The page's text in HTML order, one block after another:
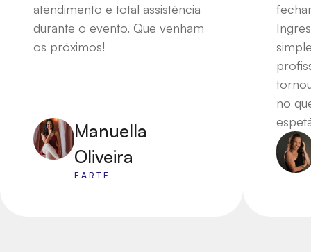
atendimento e total assistência
durante o evento. Que venham
os próximos!
Manuella
Oliveira
EARTE
no